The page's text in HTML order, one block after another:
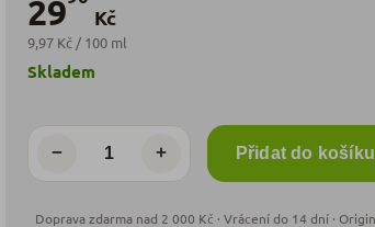
29 Kč
9,97 Kč / 100 ml
+
− Přidat do košíku
Skladem